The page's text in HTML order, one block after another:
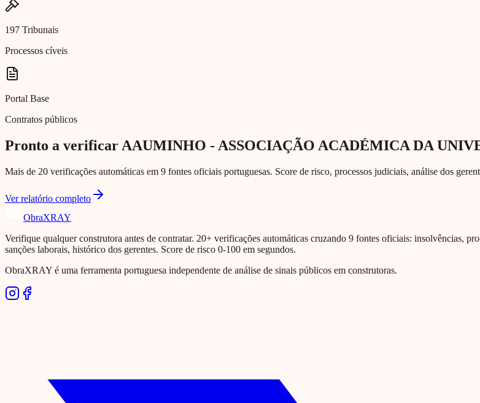
197 Tribunais
Processos cíveis
Portal Base
Contratos públicos
Pronto a verificar AAUMINHO - ASSOCIAÇÃO ACADÉMICA DA
Mais de 20 verificações automáticas em 9 fontes oficiais portuguesas. Score de risco, processos judiciais, análise dos
Ver relatório completo
ObraXRAY
Verifique qualquer construtora antes de contratar. 20+ verificações automáticas cruzando 9 fontes oficiais: insolvências,
sanções laborais, histórico dos gerentes. Score de risco 0-100 em segundos.
ObraXRAY é uma ferramenta portuguesa independente de análise de sinais públicos em construtoras.